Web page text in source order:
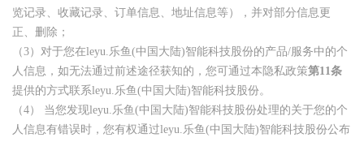
览记录、收藏记录、订单信息、地址信息等），并对部分信息更
正、删除；
（3）对于您在leyu.乐鱼(中国大陆)智能科技股份的产品/服务中的个
人信息，如无法通过前述途径获知的，您可通过本隐私政策第11条
提供的方式联系leyu.乐鱼(中国大陆)智能科技股份。
（4） 当您发现leyu.乐鱼(中国大陆)智能科技股份处理的关于您的个
人信息有错误时，您有权通过leyu.乐鱼(中国大陆)智能科技股份公布